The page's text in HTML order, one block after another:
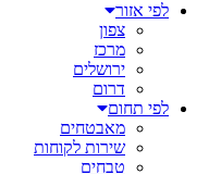
לפי אזור
צפון
מרכז
ירושלים
דרום
לפי תחום
מאבטחים
שירות לקוחות
טבחים